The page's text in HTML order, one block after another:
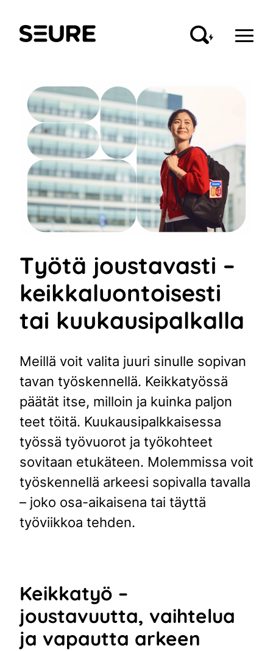
sisältöön
Seure
Työtä joustavasti –
keikkaluontoisesti
tai kuukausipalkalla
Meillä voit valita juuri sinulle sopivan
tavan työskennellä. Keikkatyössä
päätät itse, milloin ja kuinka paljon
teet töitä. Kuukausipalkkaisessa
työssä työvuorot ja työkohteet
sovitaan etukäteen. Molemmissa voit
työskennellä arkeesi sopivalla tavalla
– joko osa-aikaisena tai täyttä
työviikkoa tehden.
Keikkatyö –
joustavuutta, vaihtelua
ja vapautta arkeen